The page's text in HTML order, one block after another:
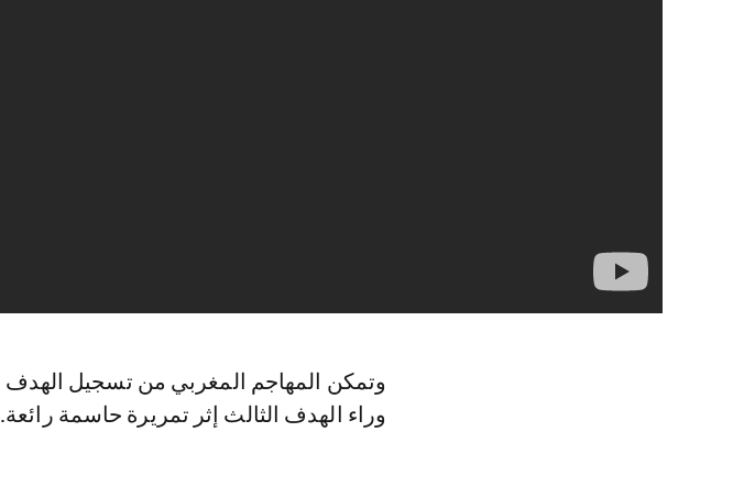
وتمكن المهاجم المغربي من تسجيل الهدف الثاني لناديه بطريقة مميزة، كما كان
وراء الهدف الثالث إثر تمريرة حاسمة رائعة.